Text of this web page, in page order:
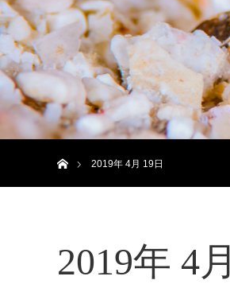
2019年 4月 19日
2019年 4